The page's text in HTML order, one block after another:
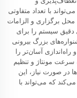
با تعداد متفاوتی
محل برگزاری و الزامات
دقیق سیستم را برای
بزرگ بیرونی
آسان‌تر را
سرعت مونتاژ و تنظیم
در صورت نیاز، این
که می‌تواند با